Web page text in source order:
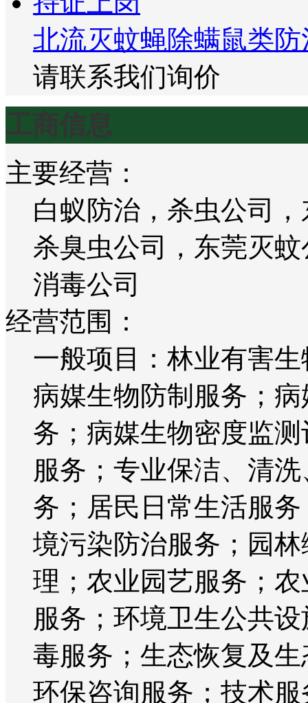
北流灭蚊蝇除螨鼠类
请联系我们询价
工商信息
主要经营：
白蚁防治，杀虫公司
杀臭虫公司，东莞灭
消毒公司
经营范围：
一般项目：林业有害
病媒生物防制服务；
务；病媒生物密度监
服务；专业保洁、清
务；居民日常生活服
境污染防治服务；园
理；农业园艺服务；
服务；环境卫生公共
毒服务；生态恢复及
环保咨询服务；技术